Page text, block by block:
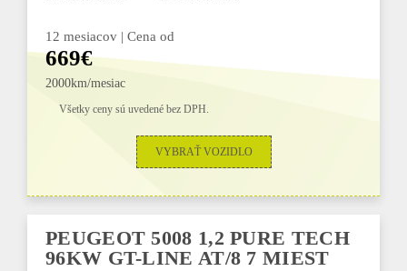
12 mesiacov | Cena od
669€
2000km/mesiac
Všetky ceny sú uvedené bez DPH.
VYBRAŤ VOZIDLO
PEUGEOT 5008 1,2 PURE TECH
96KW GT-LINE AT/8 7 MIEST